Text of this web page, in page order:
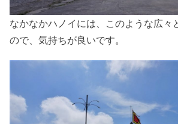
なかなかハノイには、このような広々
ので、気持ちが良いです。